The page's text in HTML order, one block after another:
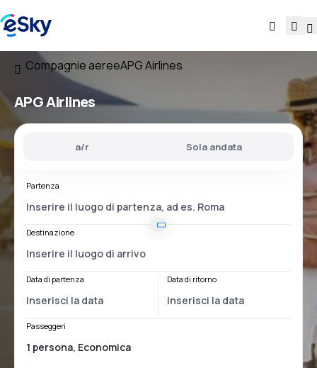
Compagnie aereeAPG Airlines
APG Airlines
a/r Sola andata
Partenza
Destinazione
Data di partenza Data di ritorno
Passeggeri